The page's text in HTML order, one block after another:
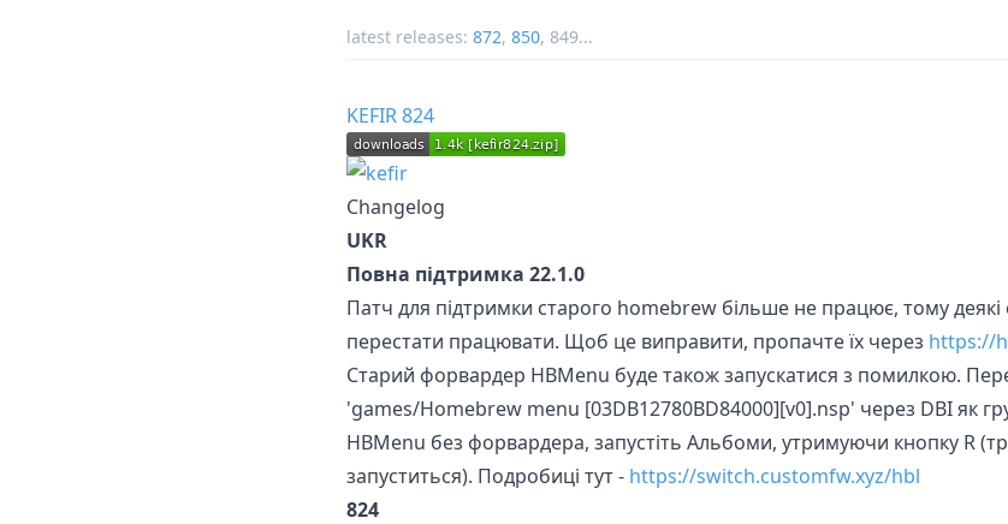
latest releases: 872, 850, 849...
KEFIR 824
Changelog
UKR
Повна підтримка 22.1.0
Патч для підтримки старого homebrew більше не працює, тому
перестати працювати. Щоб це виправити, пропачте їх через https://
Старий форвардер HBMenu буде також запускатися з помилкою.
'games/Homebrew menu [03DB12780BD84000][v0].nsp' через DBI як
HBMenu без форвардера, запустіть Альбоми, утримуючи кнопку R
запуститься). Подробиці тут - https://switch.customfw.xyz/hbl
824